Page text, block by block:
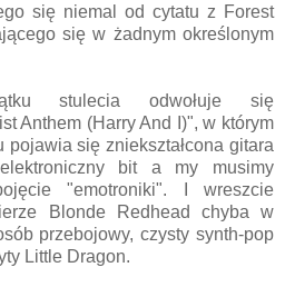
się niemal od cytatu z Forest
się w żadnym określonym
stulecia odwołuje się
Anthem (Harry And I)", w którym
pojawia się zniekształcona gitara
bit a my musimy
"emotroniki". I wreszcie
Blonde Redhead chyba w
przebojowy, czysty synth-pop
Little Dragon.